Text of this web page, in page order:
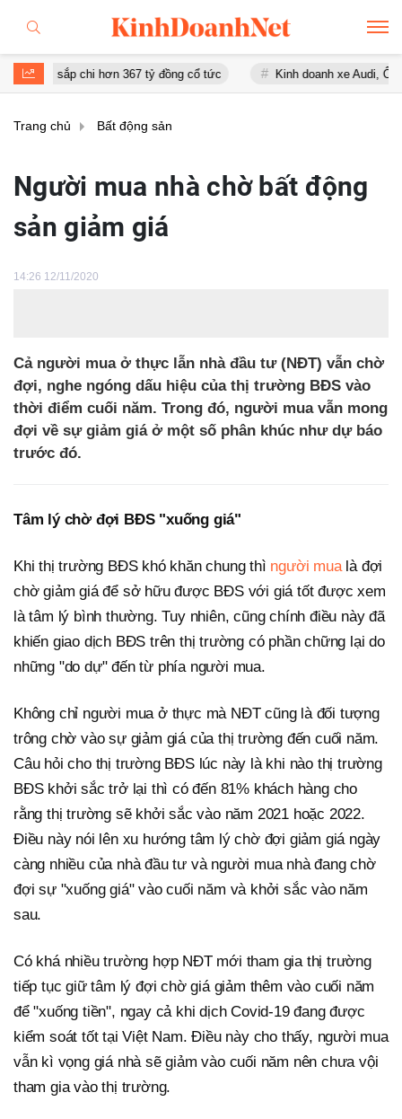
sắp chi hơn 367 tỷ đồng cổ tức Kinh doanh xe Audi, Ô tô Á
Trang chủ Bất động sản
Người mua nhà chờ bất động
sản giảm giá
14:26 12/11/2020
Cả người mua ở thực lẫn nhà đầu tư (NĐT) vẫn chờ
đợi, nghe ngóng dấu hiệu của thị trường BĐS vào
thời điểm cuối năm. Trong đó, người mua vẫn mong
đợi về sự giảm giá ở một số phân khúc như dự báo
trước đó.
Tâm lý chờ đợi BĐS "xuống giá"
Khi thị trường BĐS khó khăn chung thì người mualà đợi
chờ giảm giá để sở hữu được BĐS với giá tốt được xem
là tâm lý bình thường. Tuy nhiên, cũng chính điều này đã
khiến giao dịch BĐS trên thị trường có phần chững lại do
những "do dự" đến từ phía người mua.
Không chỉ người mua ở thực mà NĐT cũng là đối tượng
trông chờ vào sự giảm giá của thị trường đến cuối năm.
Câu hỏi cho thị trường BĐS lúc này là khi nào thị trường
BĐS khởi sắc trở lại thì có đến 81% khách hàng cho
rằng thị trường sẽ khởi sắc vào năm 2021 hoặc 2022.
Điều này nói lên xu hướng tâm lý chờ đợi giảm giá ngày
càng nhiều của nhà đầu tư và người mua nhà đang chờ
đợi sự "xuống giá" vào cuối năm và khởi sắc vào năm
sau.
Có khá nhiều trường hợp NĐT mới tham gia thị trường
tiếp tục giữ tâm lý đợi chờ giá giảm thêm vào cuối năm
để "xuống tiền", ngay cả khi dịch Covid-19 đang được
kiểm soát tốt tại Việt Nam. Điều này cho thấy, người mua
vẫn kì vọng giá nhà sẽ giảm vào cuối năm nên chưa vội
tham gia vào thị trường.